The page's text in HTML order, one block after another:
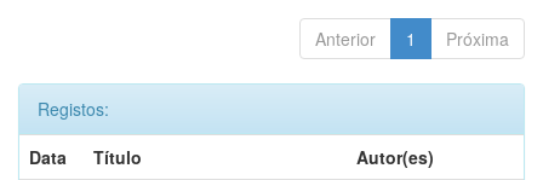
Anterior 1 Próxima
Registos:
Data
Título
Autor(es)